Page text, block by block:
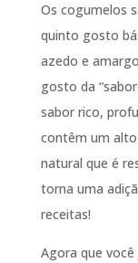
Os cogumelos
quinto gosto
azedo e
gosto da
sabor rico,
contêm um
natural que é
torna uma
receitas!
Agora que